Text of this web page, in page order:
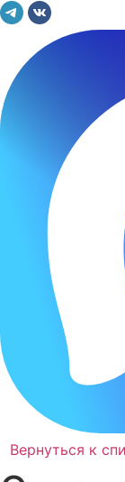
Вернуться к